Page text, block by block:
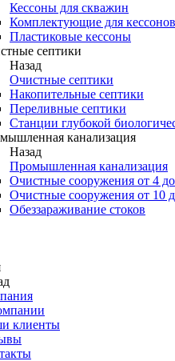
Кессоны для скважин
Комплектующие для кессонов
Пластиковые кессоны
септики
Назад
Очистные септики
Накопительные септики
Переливные септики
Станции глубокой
канализация
Назад
Промышленная канализация
Очистные сооружения от 4
Очистные сооружения от 10
Обеззараживание стоков
клиенты